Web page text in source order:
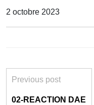
2 octobre 2023
Previous post
02-REACTION DAE